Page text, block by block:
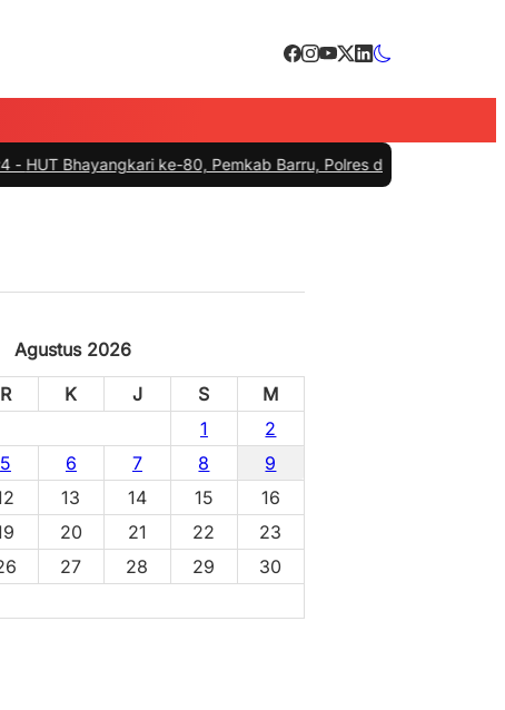
ke-80, Pemkab Barru, Polres dan Cillelang Fishing
Agustus 2026
R K J S
M
1
2
5 6 7 8
9
13 14 15
16
20 21 22
23
27 28 29
30